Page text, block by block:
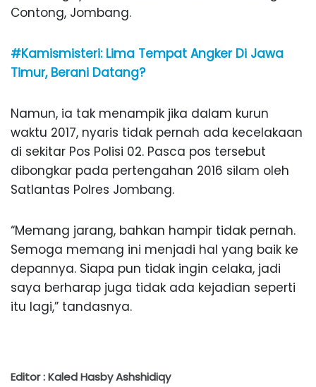
Contong, Jombang.
#Kamismisteri: Lima Tempat Angker Di Jawa
Timur, Berani Datang?
Namun, ia tak menampik jika dalam kurun
waktu 2017, nyaris tidak pernah ada kecelakaan
di sekitar Pos Polisi 02. Pasca pos tersebut
dibongkar pada pertengahan 2016 silam oleh
Satlantas Polres Jombang.
“Memang jarang, bahkan hampir tidak pernah.
Semoga memang ini menjadi hal yang baik ke
depannya. Siapa pun tidak ingin celaka, jadi
saya berharap juga tidak ada kejadian seperti
itu lagi,” tandasnya.
Editor : Kaled Hasby Ashshidiqy